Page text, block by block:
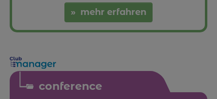
mehr erfahren
conference